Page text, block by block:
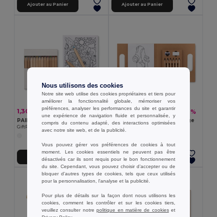
Ajouter au Panier Ajouter au Panier
1,30 € 1,43 € -9%
GiftRetail MO8850
Ajouter au Panier
4,07 € 4,38 € -7%
FOLDER2 GO Set de coloriage
GiftRetail MO9544
Ajouter au Panier
Nous utilisons des cookies
Notre site web utilise des cookies propriétaires et tiers pour
améliorer la fonctionnalité globale, mémoriser vos
préférences, analyser les performances du site et garantir
une expérience de navigation fluide et personnalisée, y
compris du contenu adapté, des interactions optimisées
avec notre site web, et de la publicité.
Vous pouvez gérer vos préférences de cookies à tout
moment. Les cookies essentiels ne peuvent pas être
désactivés car ils sont requis pour le bon fonctionnement
du site. Cependant, vous pouvez choisir d’accepter ou de
bloquer d'autres types de cookies, tels que ceux utilisés
pour la personnalisation, l'analyse et la publicité.
Pour plus de détails sur la façon dont nous utilisons les
cookies, comment les contrôler et sur les cookies tiers,
veuillez consulter notrepolitique en matière de cookieset